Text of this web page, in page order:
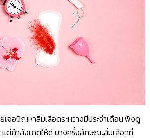
เจอปัญหาลิ่มเลือดระหว่างมีประจำเดือน ฟังดู
แต่ถ้าสังเกตให้ดี บางครั้งลักษณะลิ่มเลือดที่